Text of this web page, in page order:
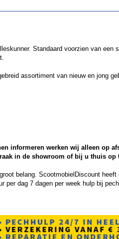
Standaard voorzien van een
assortiment van nieuw en jong
informeren werken wij alleen op
in de showroom of bij u thuis op
belang. ScootmobielDiscount
per dag 7 dagen per week hulp bij